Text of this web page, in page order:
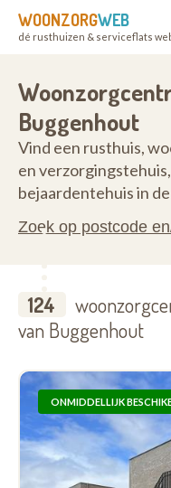
WOONZORGWEB
dé rusthuizen & serviceflats
Buggenhout
Vind een rusthuis,
en
bejaardentehuis in
Zoek op postcode
124
van Buggenhout
ONMIDDELLIJK